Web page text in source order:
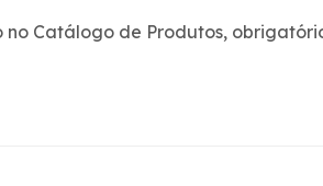
Catálogo de Produtos,